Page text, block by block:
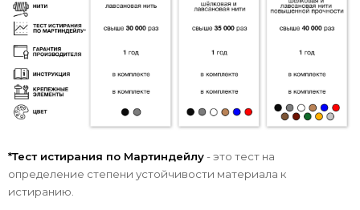
*Тест истирания по Мартиндейлу- это тест на
определение степени устойчивости материала к
истиранию.